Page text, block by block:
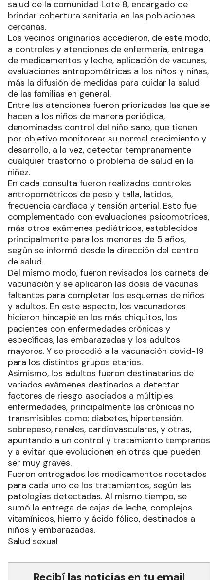
salud de la comunidad Lote 8, encargado de
brindar cobertura sanitaria en las poblaciones
cercanas.
Los vecinos originarios accedieron, de este modo,
a controles y atenciones de enfermería, entrega
de medicamentos y leche, aplicación de vacunas,
evaluaciones antropométricas a los niños y niñas,
más la difusión de medidas para cuidar la salud
de las familias en general.
Entre las atenciones fueron priorizadas las que se
hacen a los niños de manera periódica,
denominadas control del niño sano, que tienen
por objetivo monitorear su normal crecimiento y
desarrollo, a la vez, detectar tempranamente
cualquier trastorno o problema de salud en la
niñez.
En cada consulta fueron realizados controles
antropométricos de peso y talla, latidos,
frecuencia cardíaca y tensión arterial. Esto fue
complementado con evaluaciones psicomotrices,
más otros exámenes pediátricos, establecidos
principalmente para los menores de 5 años,
según se informó desde la dirección del centro
de salud.
Del mismo modo, fueron revisados los carnets de
vacunación y se aplicaron las dosis de vacunas
faltantes para completar los esquemas de niños
y adultos. En este aspecto, los vacunadores
hicieron hincapié en los más chiquitos, los
pacientes con enfermedades crónicas y
específicas, las embarazadas y los adultos
mayores. Y se procedió a la vacunación covid-19
para los distintos grupos etarios.
Asimismo, los adultos fueron destinatarios de
variados exámenes destinados a detectar
factores de riesgo asociados a múltiples
enfermedades, principalmente las crónicas no
transmisibles como: diabetes, hipertensión,
sobrepeso, renales, cardiovasculares, y otras,
apuntando a un control y tratamiento tempranos
y a evitar que evolucionen en otras que pueden
ser muy graves.
Fueron entregados los medicamentos recetados
para cada uno de los tratamientos, según las
patologías detectadas. Al mismo tiempo, se
sumó la entrega de cajas de leche, complejos
vitamínicos, hierro y ácido fólico, destinados a
niños y embarazadas.
Salud sexual
Recibí las noticias en tu email